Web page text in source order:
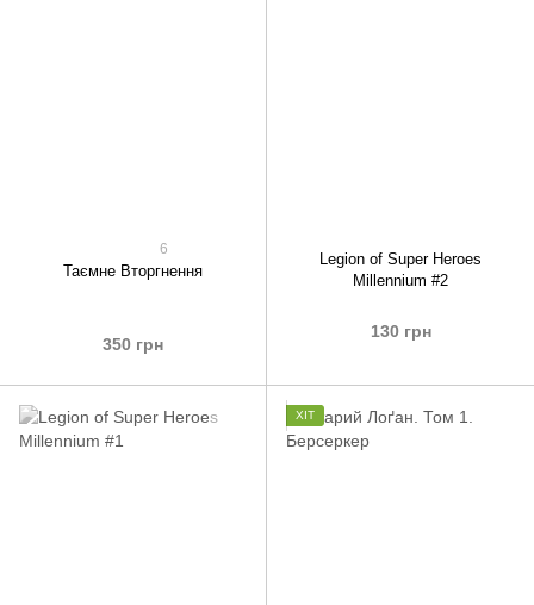
6
Таємне Вторгнення
350 грн
Legion of Super Heroes
Millennium #2
130 грн
ХІТ